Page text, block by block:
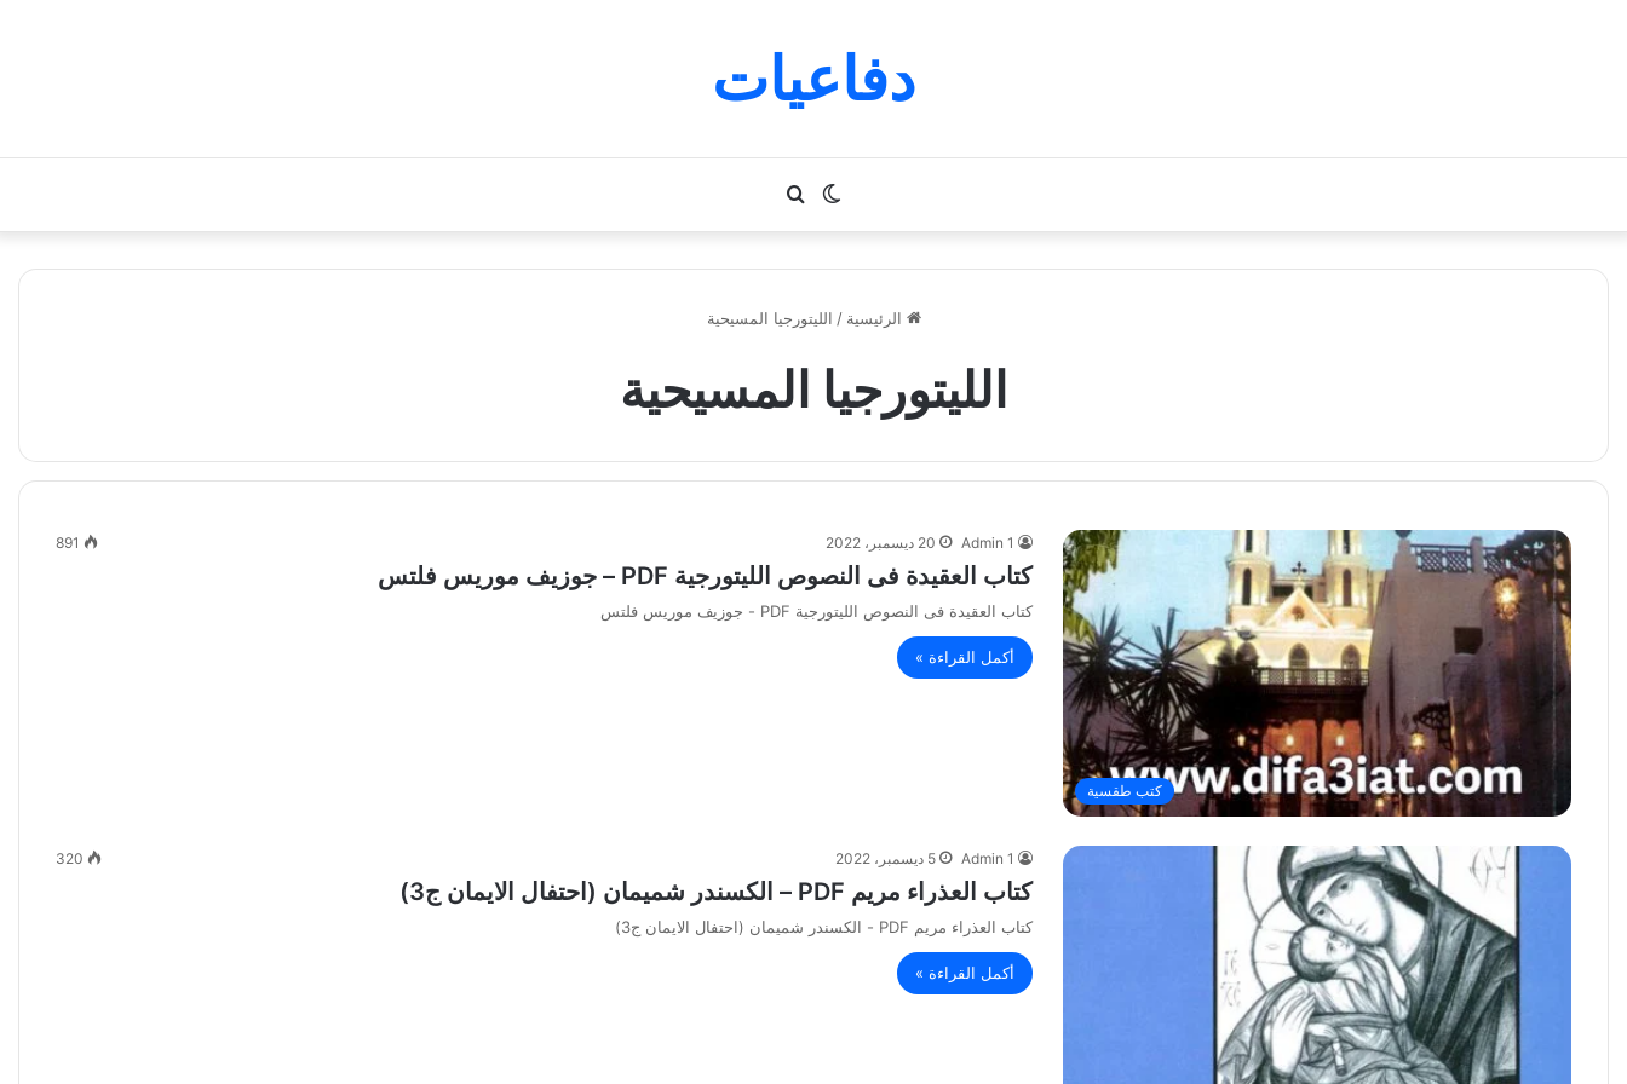
دفاعيات
بحث
عن
الوضع
المظلم
الرئيسية / الليتورجيا المسيحية
الليتورجيا المسيحية
كتب طقسية
Admin 1 20 ديسمبر، 2022 891
كتاب العقيدة فى النصوص الليتورجية PDF – جوزيف موريس فلتس
كتاب العقيدة فى النصوص الليتورجية PDF - جوزيف موريس فلتس
أكمل القراءة »
Admin 1 5 ديسمبر، 2022 320
كتاب العذراء مريم PDF – الكسندر شميمان (احتفال الايمان ج3)
كتاب العذراء مريم PDF - الكسندر شميمان (احتفال الايمان ج3)
أكمل القراءة »